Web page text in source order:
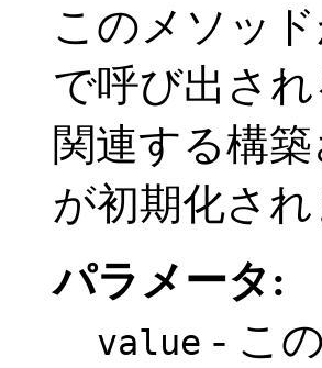
このメソッ
で呼び出さ
関連する構
が初期化され
パラメータ:
value - この